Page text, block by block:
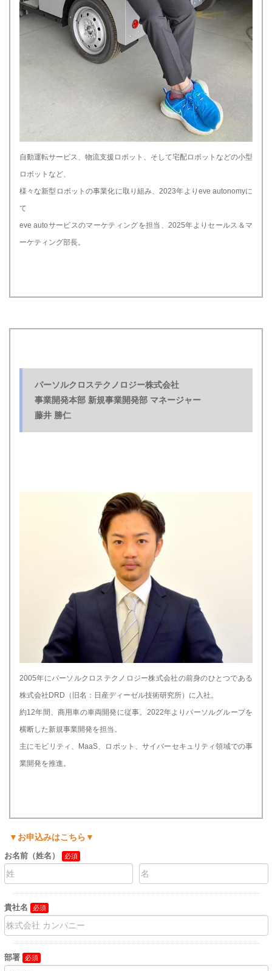
自動運転サービス、物流支援ロボット、そして宅配ロボットなどの小型
ロボットなど、
様々な新型ロボットの事業化に取り組み、2023年よりeve autonomyに
て
eve autoサービスのマーケティングを担当、2025年よりセールス＆マ
ーケティング部長。
パーソルクロステクノロジー株式会社
事業開発本部 新規事業開発部 マネージャー
藤井 勝仁
2005年にパーソルクロステクノロジー株式会社の前身のひとつである
株式会社DRD（旧名：日産ディーゼル技術研究所）に入社。
約12年間、商用車の車両開発に従事。2022年よりパーソルグループを
横断した新規事業開発を担当。
主にモビリティ、MaaS、ロボット、サイバーセキュリティ領域での事
業開発を推進。
▼お申込みはこちら▼
お名前（姓名）
貴社名
部署